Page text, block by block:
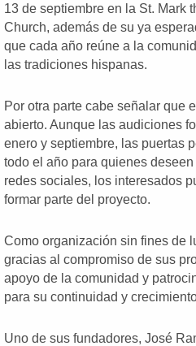
13 de septiembre en la St. Mark
Church, además de su ya
que cada año reúne a la
las tradiciones hispanas.
Por otra parte cabe señalar que
abierto. Aunque las audiciones
enero y septiembre, las puertas
todo el año para quienes
redes sociales, los interesados
formar parte del proyecto.
Como organización sin fines de
gracias al compromiso de sus
apoyo de la comunidad y
para su continuidad y
Uno de sus fundadores, José